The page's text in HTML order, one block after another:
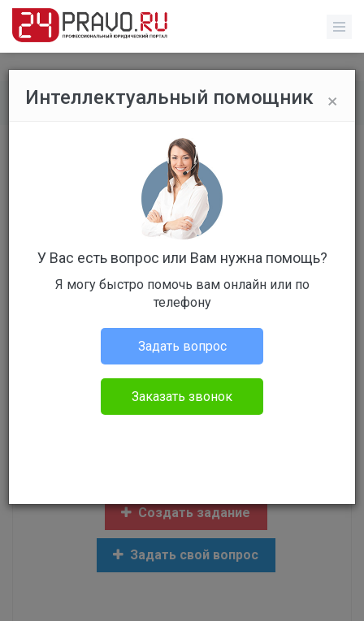
Все вопросы / Гражданское право
Про детектор лжи
Вопрос уже решен
В каких случаях можно обязать гражданина
Создать задание
Задать свой вопрос
×
Интеллектуальный помощник
У Вас есть вопрос или Вам нужна помощь?
Я могу быстро помочь вам онлайн или по
телефону
Задать вопрос
Заказать звонок